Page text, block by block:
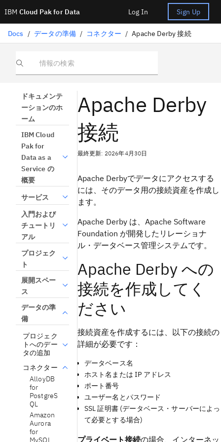
IBM Cloud Pak for Data Log In Sign Up
Docs / データの準備 / コネクター / Apache Derby 接続
情報の検索
ドキュメンテ
ーションのホ
ーム
IBM Cloud
Pak for
Data as a
Service の
概要
サービス
入門および
チュートリ
アル
プロジェク
ト
展開スペー
ス
データの準
備
プロジェク
トへのデー
タの追加
コネクター
AlloyDB
for
PostgreS
QL
Amazon
Aurora
for
MySQL
Apache Derby
接続
最終更新: 2026年4月30日
Apache Derbyでデータにアクセスする
には、そのデータ用の接続資産を作成し
ます。
Apache Derby は、Apache Software
Foundation が開発したリレーショナ
ル・データベース管理システムです。
Apache Derby への
接続を作成してく
ださい
接続資産を作成するには、以下の接続の
詳細が必要です：
データベース名
ホスト名または IP アドレス
ポート番号
ユーザー名とパスワード
SSL 証明書 (データベース・サーバーによっ
て必要とする場合)
プライベート接続の場合、インターネッ